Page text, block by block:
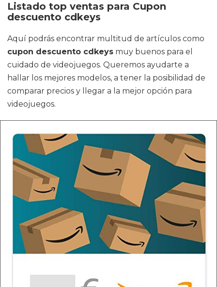
Listado top ventas para Cupon
descuento cdkeys
Aquí podrás encontrar multitud de artículos como
cupon descuento cdkeys muy buenos para el
cuidado de videojuegos. Queremos ayudarte a
hallar los mejores modelos, a tener la posibilidad de
comparar precios y llegar a la mejor opción para
videojuegos.